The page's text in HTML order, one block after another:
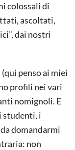
colossali di
ascoltati,
dai nostri
penso ai miei
profili nei vari
nomignoli. E
studenti, i
domandarmi
non